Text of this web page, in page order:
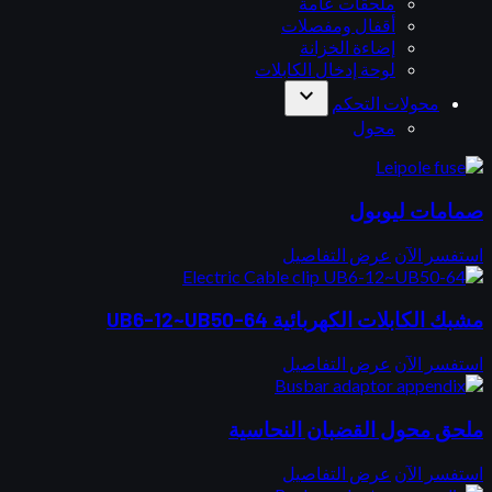
أقفال ومفصلات
إضاءة الخزانة
لوحة إدخال الكابلات
محولات التحكم
expand_more
محول
صمامات ليوبول
استفسر الآن عرض التفاصيل
مشبك الكابلات الكهربائية UB6-12~UB50-64
استفسر الآن عرض التفاصيل
ملحق محول القضبان النحاسية
استفسر الآن عرض التفاصيل